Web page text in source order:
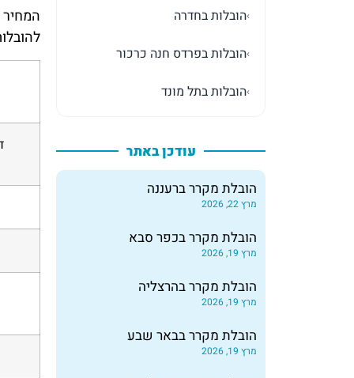
›הובלות בחדרה
›הובלות בפרדס חנה כרכור
›הובלות בתל מונד
עודכן באתר
הובלת מקרר ברעננה
מרץ 22, 2026
הובלת מקרר בכפר סבא
מרץ 19, 2026
הובלת מקרר בהרצליה
מרץ 19, 2026
הובלת מקרר בבאר שבע
מרץ 19, 2026
דירת